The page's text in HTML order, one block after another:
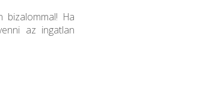
bizalommal! Ha
az ingatlan